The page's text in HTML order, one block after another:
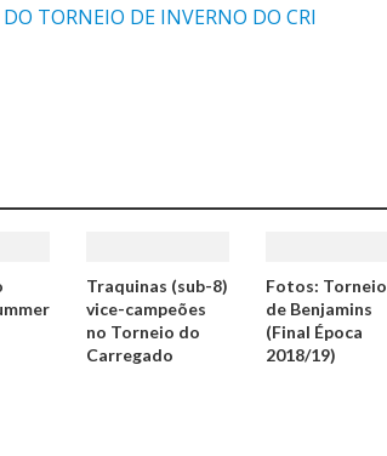
DO TORNEIO DE INVERNO DO CRI
Traquinas (sub-8)
vice-campeões
no Torneio do
Carregado
Fotos: Torneio
de Benjamins
(Final Época
2018/19)